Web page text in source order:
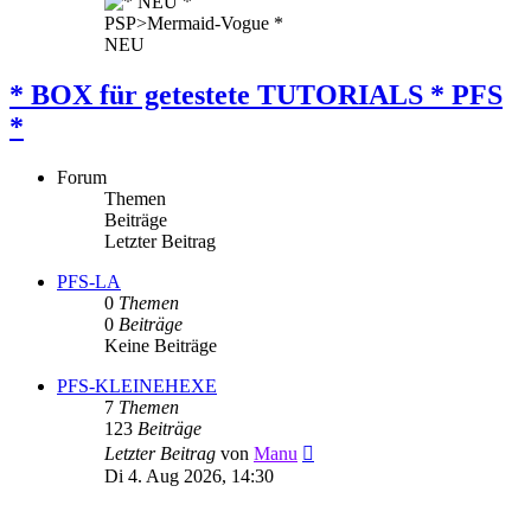
* BOX für getestete TUTORIALS * PFS
*
Forum
Themen
Beiträge
Letzter Beitrag
PFS-LA
0 Themen
0 Beiträge
Keine Beiträge
PFS-KLEINEHEXE
7 Themen
123 Beiträge
Letzter Beitrag von Manu
Di 4. Aug 2026, 14:30